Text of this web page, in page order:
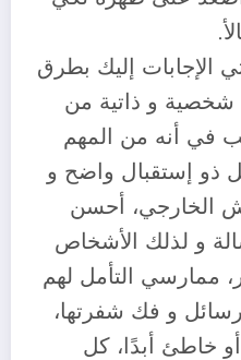
الإجابات إليك بطرق
شخصية و ذاتية من
في أنه من المهم
ذو إستقبال واضح و
الخارجي، أحسن
و لذلك الأشخاص
ممارسي التأمل لهم
و فك شفرتها،
أو خاطئ أبدًا، كل